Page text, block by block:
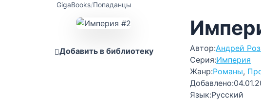
GigaBooks/Попаданцы
Добавить в библиотеку Автор:Андрей
Серия:Империя
Жанр:Романы,
Добавлено:
Язык:Русский